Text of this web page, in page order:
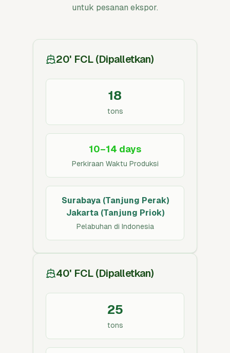
untuk pesanan ekspor.
20' FCL (Dipalletkan)
18
tons
10–14 days
Perkiraan Waktu Produksi
Surabaya (Tanjung Perak)
Jakarta (Tanjung Priok)
Pelabuhan di Indonesia
40' FCL (Dipalletkan)
25
tons